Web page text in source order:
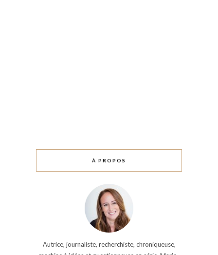
À PROPOS
Autrice, journaliste, recherchiste, chroniqueuse,